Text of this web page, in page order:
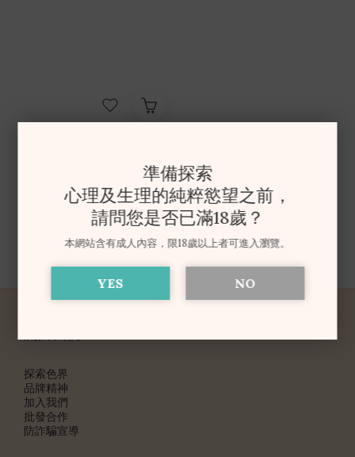
NT$2,656
1
探索色界
品牌精神
加入我們
批發合作
防詐騙宣導
準備探索
心理及生理的純粹慾望之前，
請問您是否已滿18歲？
本網站含有成人內容，限18歲以上者可進入瀏覽。
YES NO